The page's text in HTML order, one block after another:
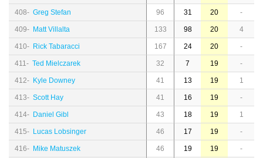
408- Greg Stefan 96 31 20 -
409- Matt Villalta 133 98 20 4
410- Rick Tabaracci 167 24 20 -
411- Ted Mielczarek 32 7 19 -
412- Kyle Downey 41 13 19 1
413- Scott Hay 41 16 19 -
414- Daniel Gibl 43 18 19 1
415- Lucas Lobsinger 46 17 19 -
416- Mike Matuszek 46 19 19 -